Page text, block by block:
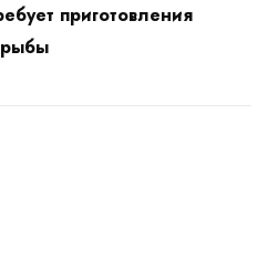
приготовления